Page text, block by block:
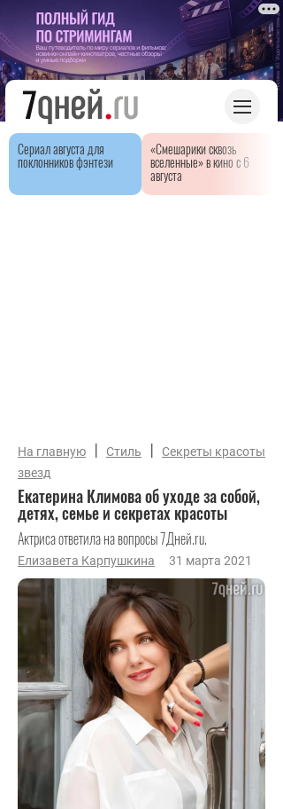
Сериал августа для
поклонников фэнтези
«Смешарики сквозь
вселенные» в кино с 6
августа
На главную | Стиль |
Секреты красоты
звезд
Екатерина Климова об уходе за собой,
детях, семье и секретах красоты
Актриса ответила на вопросы 7Дней.ru.
Елизавета Карпушкина 31 марта 2021